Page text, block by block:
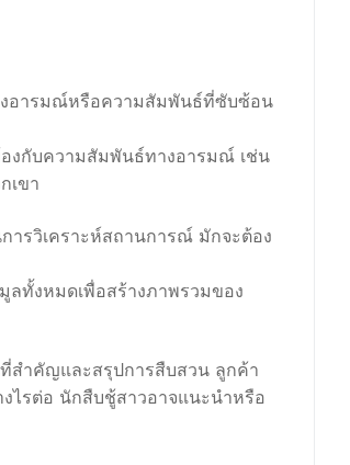
งอารมณ์หรือความสัมพันธ์ที่ซับซ้อน
องกับความสัมพันธ์ทางอารมณ์ เช่น
เขา
ารวิเคราะห์สถานการณ์ มักจะต้อง
ทั้งหมดเพื่อสร้างภาพรวมของ
สำคัญและสรุปการสืบสวน ลูกค้า
ไรต่อ นักสืบชู้สาวอาจแนะนำหรือ